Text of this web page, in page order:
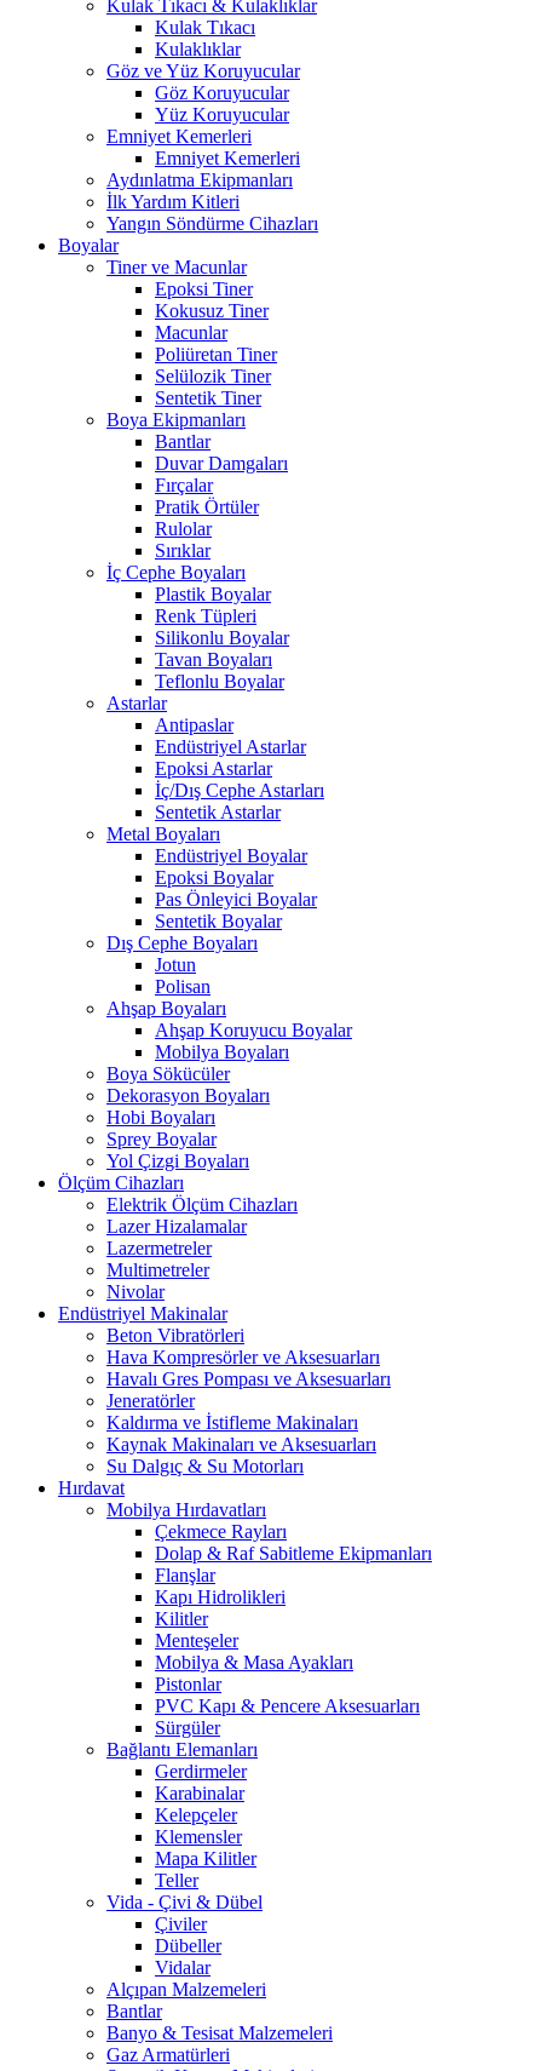
Kulak Tıkacı & Kulaklıklar
Kulak Tıkacı
Kulaklıklar
Göz ve Yüz Koruyucular
Göz Koruyucular
Yüz Koruyucular
Emniyet Kemerleri
Emniyet Kemerleri
Aydınlatma Ekipmanları
İlk Yardım Kitleri
Yangın Söndürme Cihazları
Boyalar
Tiner ve Macunlar
Epoksi Tiner
Kokusuz Tiner
Macunlar
Poliüretan Tiner
Selülozik Tiner
Sentetik Tiner
Boya Ekipmanları
Bantlar
Duvar Damgaları
Fırçalar
Pratik Örtüler
Rulolar
Sırıklar
İç Cephe Boyaları
Plastik Boyalar
Renk Tüpleri
Silikonlu Boyalar
Tavan Boyaları
Teflonlu Boyalar
Astarlar
Antipaslar
Endüstriyel Astarlar
Epoksi Astarlar
İç/Dış Cephe Astarları
Sentetik Astarlar
Metal Boyaları
Endüstriyel Boyalar
Epoksi Boyalar
Pas Önleyici Boyalar
Sentetik Boyalar
Dış Cephe Boyaları
Jotun
Polisan
Ahşap Boyaları
Ahşap Koruyucu Boyalar
Mobilya Boyaları
Boya Sökücüler
Dekorasyon Boyaları
Hobi Boyaları
Sprey Boyalar
Yol Çizgi Boyaları
Ölçüm Cihazları
Elektrik Ölçüm Cihazları
Lazer Hizalamalar
Lazermetreler
Multimetreler
Nivolar
Endüstriyel Makinalar
Beton Vibratörleri
Hava Kompresörler ve Aksesuarları
Havalı Gres Pompası ve Aksesuarları
Jeneratörler
Kaldırma ve İstifleme Makinaları
Kaynak Makinaları ve Aksesuarları
Su Dalgıç & Su Motorları
Hırdavat
Mobilya Hırdavatları
Çekmece Rayları
Dolap & Raf Sabitleme Ekipmanları
Flanşlar
Kapı Hidrolikleri
Kilitler
Menteşeler
Mobilya & Masa Ayakları
Pistonlar
PVC Kapı & Pencere Aksesuarları
Sürgüler
Bağlantı Elemanları
Gerdirmeler
Karabinalar
Kelepçeler
Klemensler
Mapa Kilitler
Teller
Vida - Çivi & Dübel
Çiviler
Dübeller
Vidalar
Alçıpan Malzemeleri
Bantlar
Banyo & Tesisat Malzemeleri
Gaz Armatürleri